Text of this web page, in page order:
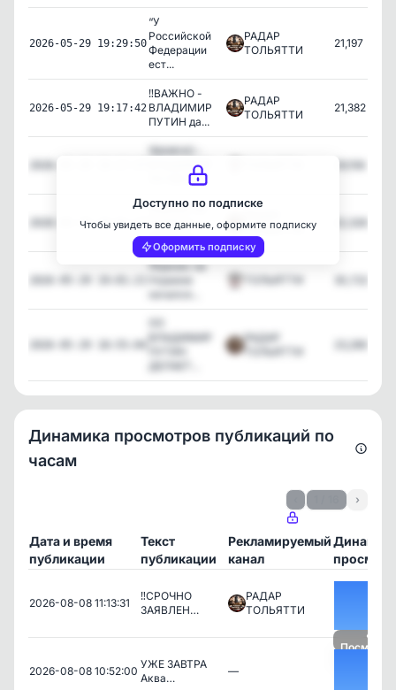
2026-05-29 19:29:50
“У
Российской
Федерации
ест...
РАДАР
ТОЛЬЯТТИ
21,197
2026-05-29 19:17:42
‼️ВАЖНО -
ВЛАДИМИР
ПУТИН да...
РАДАР
ТОЛЬЯТТИ
21,382
‼️ВАЖНО -
ВЛАДИМИР
ПУТИН да...
29,156
2026-05-29 19:01:27
‼️Кризис на
Украине
начался...
ТОЛЬЯТТИ
22,326
‼️Кризис на
начался...
ТОЛЬЯТТИ
ВЛАДИМИР
РАДАР
ТОЛЬЯТТИ
23,280
Доступно по подписке
Чтобы увидеть все данные, оформите подписку
Оформить подписку
Динамика просмотров публикаций по
часам
›
Дата и время
публикации
Текст
публикации
Рекламируемый
канал
2026-08-08 11:13:31
‼️СРОЧНО
ЗАЯВЛЕН…
РАДАР
ТОЛЬЯТТИ
2026-08-08 10:52:00
УЖЕ ЗАВТРА
Аква…
—